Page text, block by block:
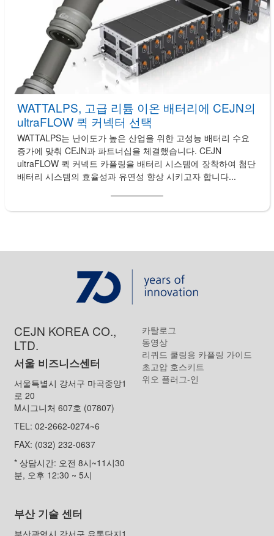
WATTALPS, 고급 리튬 이온 배터리에 CEJN의
ultraFLOW 퀵 커넥터 선택
WATTALPS는 난이도가 높은 산업을 위한 고성능 배터리 수요
증가에 맞춰 CEJN과 파트너십을 체결했습니다. CEJN
ultraFLOW 퀵 커넥트 카플링을 배터리 시스템에 장착하여 첨단
배터리 시스템의 효율성과 유연성 향상 시키고자 합니다...
CEJN KOREA CO.,
LTD.
서울 비즈니스센터
서울특별시 강서구 마곡중앙1
로 20
M시그니처 607호 (07807)
TEL: 02-2662-0274~6
FAX: (032) 232-0637
* 상담시간: 오전 8시~11시30
분, 오후 12:30 ~ 5시
부산 기술 센터
부산광역시 강서구 유통단지1
카탈로그
동영상
리퀴드 쿨링용 카플링 가이드
초고압 호스키트
위오 플러그-인